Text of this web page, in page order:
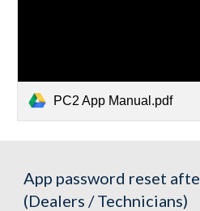
PC2 App Manual.pdf
App password reset
(Dealers / Technicians)